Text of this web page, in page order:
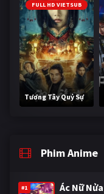
FULL HD VIETSUB
Tương Tây Quỷ Sự
Phim Anime
#1 Ác Nữ